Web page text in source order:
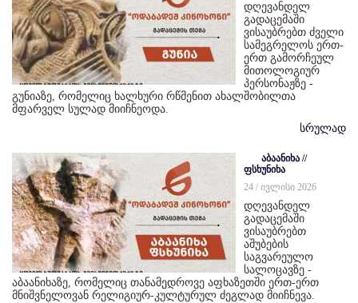
დღევანდელ
გადაცემაში
ვისაუბრებთ ძველი
სამეგრელოს ერთ-
ერთ გამორჩეულ
მითოლოგიურ
პერსონაჟზე -
გუნიაზე, რომელიც ხალხური რწმენით ახალშობილთა
მფარველ სულად მიიჩნეოდა.
სრულად
აბაანიხა //
ფსხუნიხა
24 / ივლისი 2026
დღევანდელ
გადაცემაში
ვისაუბრებთ
აშუბების
საგვარეულო
სალოცავზე -
აბაანიხაზე, რომელიც თანამედროვე აფხაზეთში ერთ-ერთ
მნიშვნელოვან რელიგიურ-კულტურულ ძეგლად მიიჩნევა.